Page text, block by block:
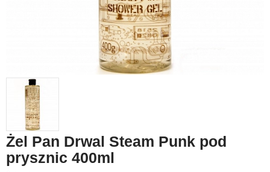
Żel Pan Drwal Steam Punk pod
prysznic 400ml